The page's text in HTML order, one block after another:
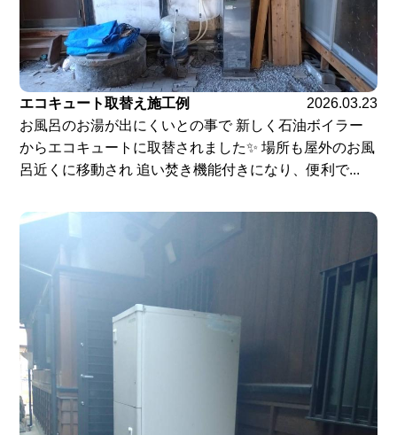
エコキュート取替え施工例
2026.03.23
お風呂のお湯が出にくいとの事で 新しく石油ボイラー
からエコキュートに取替されました✨ 場所も屋外のお風
呂近くに移動され 追い焚き機能付きになり、便利で...